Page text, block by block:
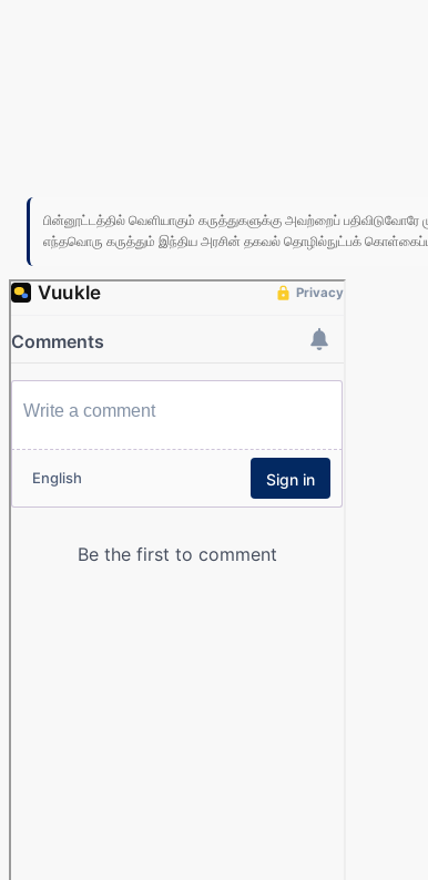
பின்னூட்டத்தில் வெளியாகும் கருத்துகளுக்கு அவற்றைப்
எந்தவொரு கருத்தும் இந்திய அரசின் தகவல் தொழில்நுட்பக்